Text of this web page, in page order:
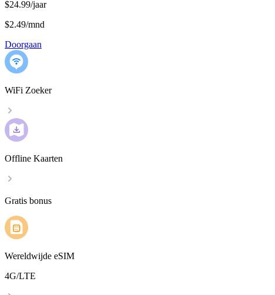
$24.99/jaar
$2.49/mnd
Doorgaan
WiFi Zoeker
Offline Kaarten
Gratis bonus
Wereldwijde eSIM
4G/LTE